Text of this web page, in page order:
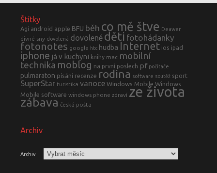
Štítky
Agi android apple BFU běh co mě štve Deawer
divné sny dovolená dovolené děti fotohádanky
fotonotes google htc hudba Internet ios ipad
iphone já v kuchyni knihy mac mobilní
technika moblog na první poslech pf počítače
pulmaraton písání recenze rodina software soutěž sport
SuperStar turistika vanoce Windows Mobile Windows
Mobile software windows phone zdraví ze života
zábava česká pošta
Archiv
Archiv